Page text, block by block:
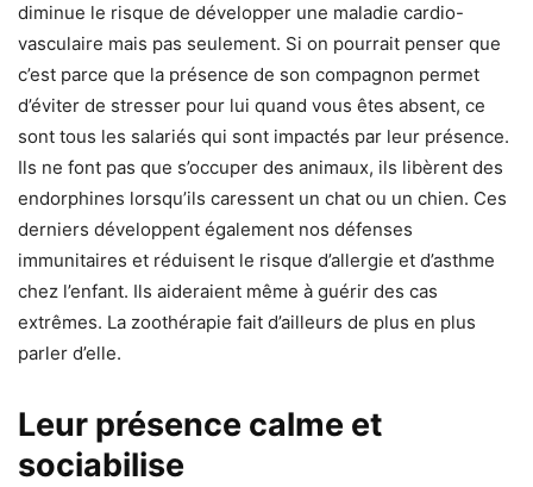
diminue le risque de développer une maladie cardio-
vasculaire mais pas seulement. Si on pourrait penser que
c’est parce que la présence de son compagnon permet
d’éviter de stresser pour lui quand vous êtes absent, ce
sont tous les salariés qui sont impactés par leur présence.
Ils ne font pas que s’occuper des animaux, ils libèrent des
endorphines lorsqu’ils caressent un chat ou un chien. Ces
derniers développent également nos défenses
immunitaires et réduisent le risque d’allergie et d’asthme
chez l’enfant. Ils aideraient même à guérir des cas
extrêmes. La zoothérapie fait d’ailleurs de plus en plus
parler d’elle.
Leur présence calme et
sociabilise